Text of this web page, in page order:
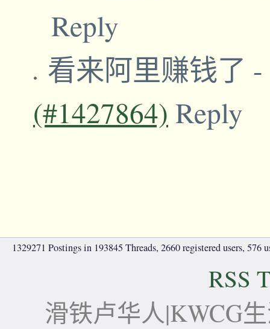
Reply
看来阿里赚钱了 -
(#1427864) Reply
1329271 Postings in 193845 Threads, 2660 registered users, 576
RSS
滑铁卢华人|KWCG